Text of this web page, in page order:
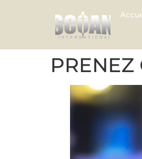
PRENEZ